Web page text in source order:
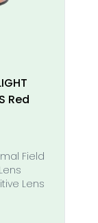
Red
Field
Lens